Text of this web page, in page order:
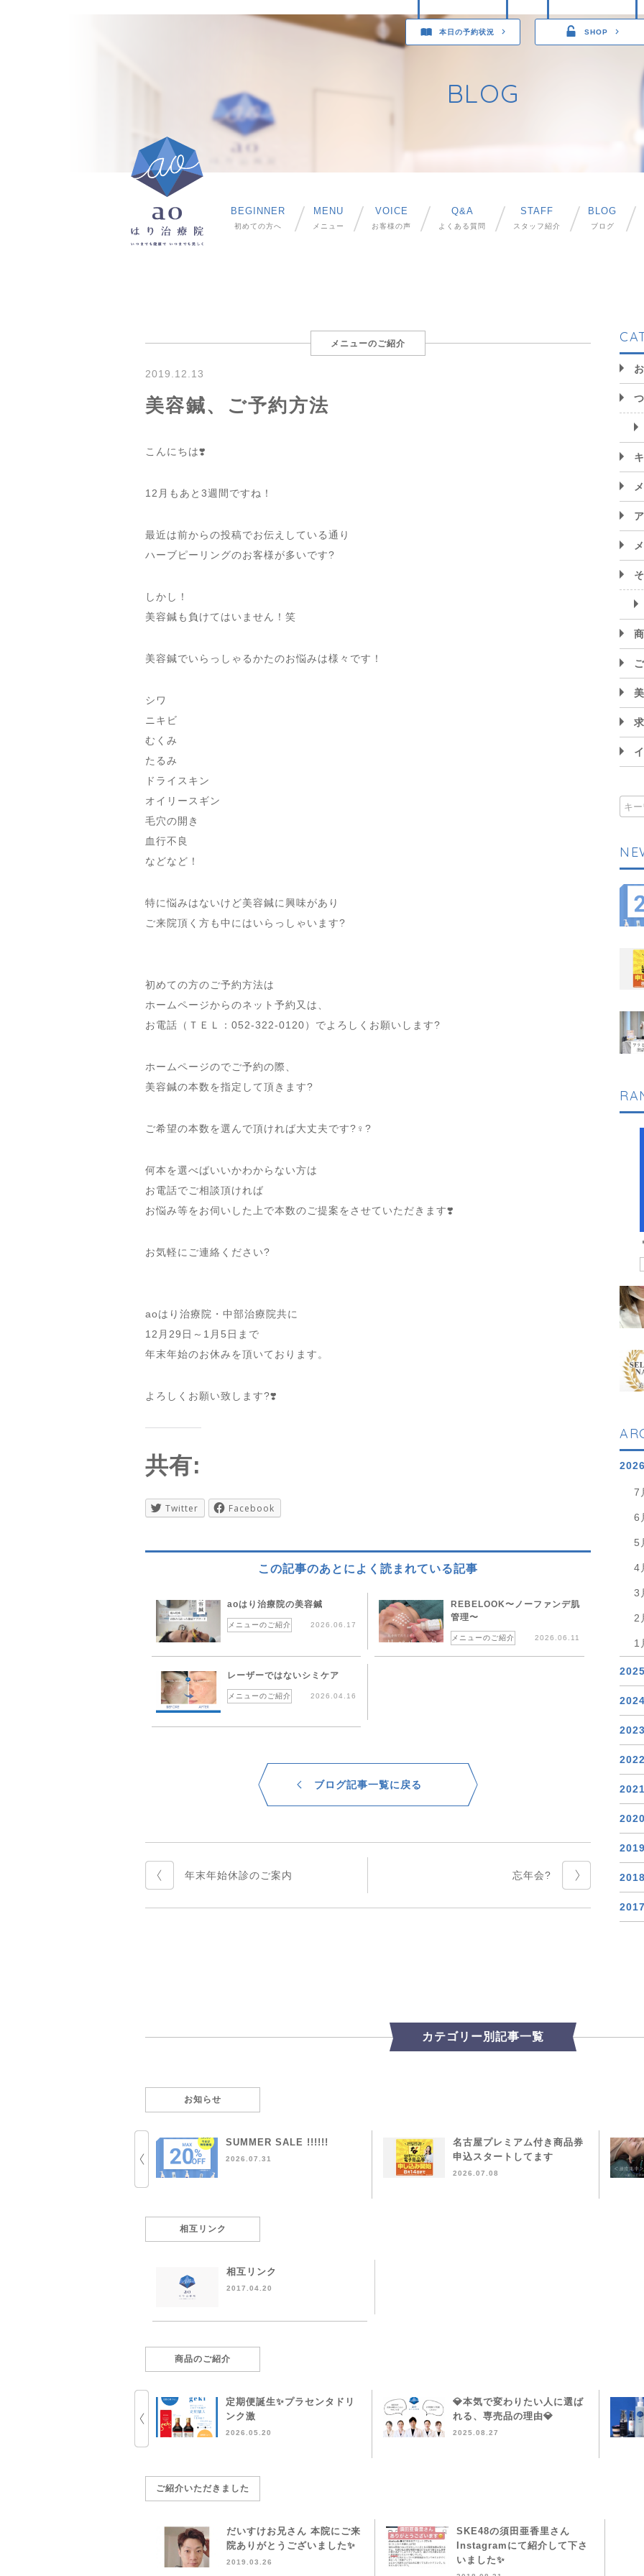
本日の予約状況 SHOP
BLOG
BEGINNER
初めての方へ
MENU
メニュー
VOICE
お客様の声
Q&A
よくある質問
STAFF
スタッフ紹介
BLOG
ブログ
メニューのご紹介
2019.12.13
美容鍼、ご予約方法
こんにちは❣️
12月もあと3週間ですね！
最近は前からの投稿でお伝えしている通り
ハーブピーリングのお客様が多いです?
しかし！
美容鍼も負けてはいません！笑
美容鍼でいらっしゃるかたのお悩みは様々です！
シワ
ニキビ
むくみ
たるみ
ドライスキン
オイリースギン
毛穴の開き
血行不良
などなど！
特に悩みはないけど美容鍼に興味があり
ご来院頂く方も中にはいらっしゃいます?
初めての方のご予約方法は
ホームページからのネット予約又は、
お電話（ＴＥＬ：052-322-0120）でよろしくお願いします?
ホームページのでご予約の際、
美容鍼の本数を指定して頂きます?
ご希望の本数を選んで頂ければ大丈夫です?‍♀️?
何本を選べばいいかわからない方は
お電話でご相談頂ければ
お悩み等をお伺いした上で本数のご提案をさせていただきます❣️
お気軽にご連絡ください?
aoはり治療院・中部治療院共に
12月29日～1月5日まで
年末年始のお休みを頂いております。
よろしくお願い致します?❣️
共有:
Twitter Facebook
この記事のあとによく読まれている記事
aoはり治療院の美容鍼
メニューのご紹介 2026.06.17
REBELOOK〜ノーファンデ肌
管理〜
メニューのご紹介 2026.06.11
レーザーではないシミケア
メニューのご紹介 2026.04.16
ブログ記事一覧に戻る
年末年始休診のご案内 忘年会?
2026
7
6
5
4
3
2
1
2025
2024
2023
2022
2021
2020
2019
2018
2017
カテゴリー別記事一覧
お知らせ
SUMMER SALE !!!!!!
2026.07.31
名古屋プレミアム付き商品券
申込スタートしてます
2026.07.08
相互リンク
相互リンク
2017.04.20
商品のご紹介
定期便誕生✨プラセンタドリ
ンク激
2026.05.20
💎本気で変わりたい人に選ば
れる、専売品の理由💎
2025.08.27
ご紹介いただきました
だいすけお兄さん 本院にご来
院ありがとうございました✨
2019.03.26
SKE48の須田亜香里さん
Instagramにて紹介して下さ
いました✨